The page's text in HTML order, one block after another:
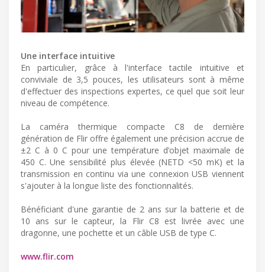
Une interface intuitive
En particulier, grâce à l'interface tactile intuitive et
conviviale de 3,5 pouces, les utilisateurs sont à même
d'effectuer des inspections expertes, ce quel que soit leur
niveau de compétence.
La caméra thermique compacte C8 de dernière
génération de Flir offre également une précision accrue de
±2 C à 0 C pour une température d’objet maximale de
450 C. Une sensibilité plus élevée (NETD <50 mK) et la
transmission en continu via une connexion USB viennent
s'ajouter à la longue liste des fonctionnalités.
Bénéficiant d'une garantie de 2 ans sur la batterie et de
10 ans sur le capteur, la Flir C8 est livrée avec une
dragonne, une pochette et un câble USB de type C.
www.flir.com